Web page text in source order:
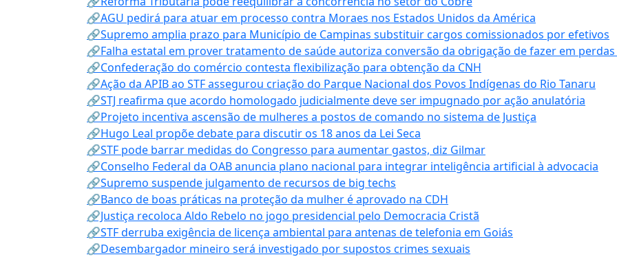
🔗AGU pedirá para atuar em processo contra Moraes nos Estados Unidos da América
🔗Supremo amplia prazo para Município de Campinas substituir cargos comissionados por efetivos
🔗Falha estatal em prover tratamento de saúde autoriza conversão da obrigação de fazer em perdas
🔗Confederação do comércio contesta flexibilização para obtenção da CNH
🔗Ação da APIB ao STF assegurou criação do Parque Nacional dos Povos Indígenas do Rio Tanaru
🔗STJ reafirma que acordo homologado judicialmente deve ser impugnado por ação anulatória
🔗Projeto incentiva ascensão de mulheres a postos de comando no sistema de Justiça
🔗Hugo Leal propõe debate para discutir os 18 anos da Lei Seca
🔗STF pode barrar medidas do Congresso para aumentar gastos, diz Gilmar
🔗Conselho Federal da OAB anuncia plano nacional para integrar inteligência artificial à advocacia
🔗Supremo suspende julgamento de recursos de big techs
🔗Banco de boas práticas na proteção da mulher é aprovado na CDH
🔗Justiça recoloca Aldo Rebelo no jogo presidencial pelo Democracia Cristã
🔗STF derruba exigência de licença ambiental para antenas de telefonia em Goiás
🔗Desembargador mineiro será investigado por supostos crimes sexuais